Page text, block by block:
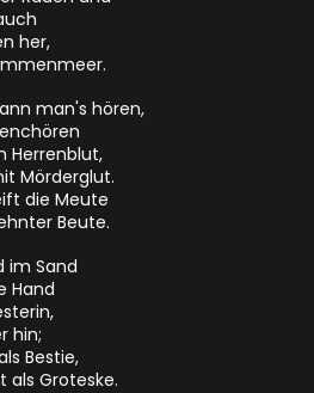
her,
man's hören,
Herrenblut,
Mörderglut.
die Meute
Beute.
im Sand
Hand
hin;
Bestie,
als Groteske.